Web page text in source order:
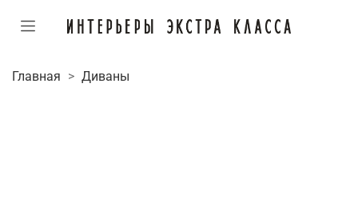
Главная Диваны